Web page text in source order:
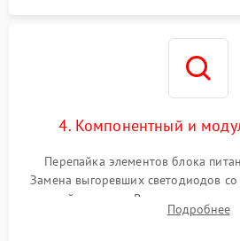
4. Компонентный и
Перепайка элементов блока
Замена выгоревших светодиодов
хрупкой матрицы. Восстановление
прошивка микросхем
Подробнее